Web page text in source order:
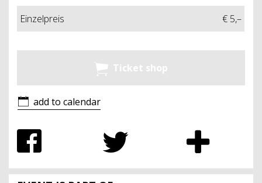
Einzelpreis € 5,–
Ticket shop
add to calendar